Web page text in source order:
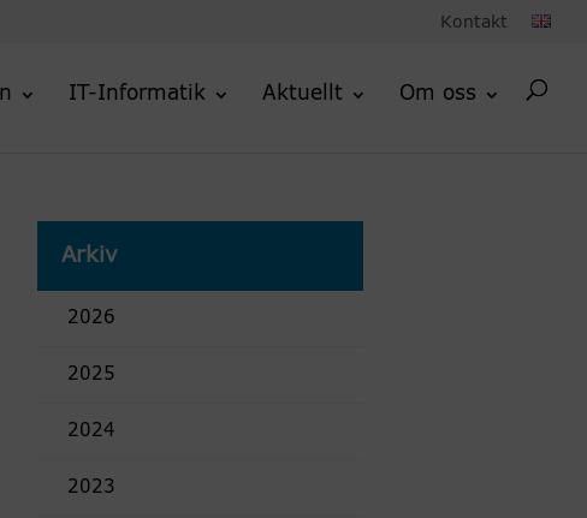
Kontakt
IT-Informatik Aktuellt Om oss
Arkiv
2026
2025
2024
2023